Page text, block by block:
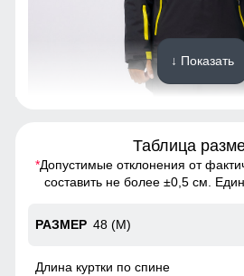
Этот костюм обеспечивает
движений благодаря своему
жизни, обеспечивая комфорт и
чувствуя ограничений.
↓ Показать
Таблица
*Допустимые отклонения от
составить не более ±0,5 см.
48 (M)